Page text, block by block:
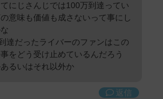
にじさんじでは100万到達ってい
意味も価値も成さないって事にし
達だったライバーのファンはこの
をどう受け止めているんだろう
るいはそれ以外か
返信